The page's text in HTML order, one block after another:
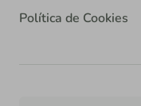
Política de Cookies